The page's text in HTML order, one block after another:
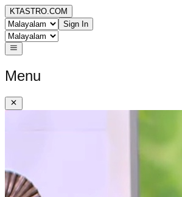
KTASTRO.COM
Sign In
Menu